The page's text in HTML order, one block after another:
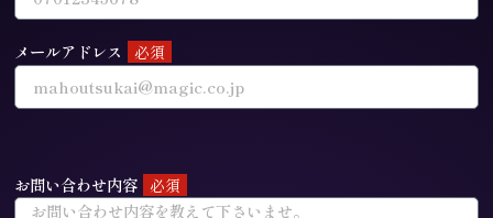
メールアドレス
お問い合わせ内容